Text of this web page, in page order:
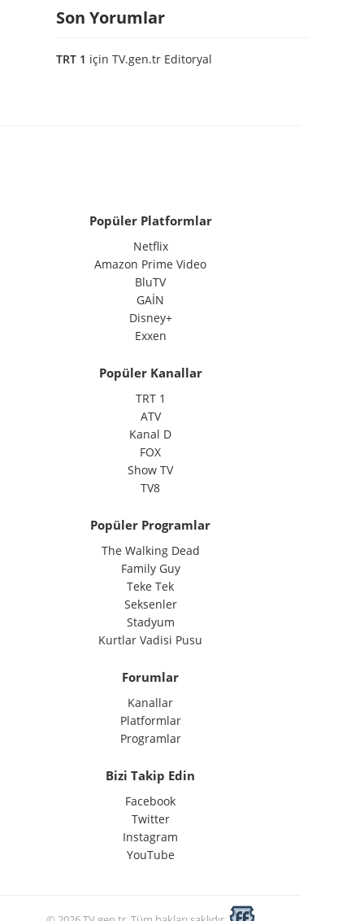
Son Yorumlar
TRT 1 için TV.gen.tr Editoryal
Popüler Platformlar
Netflix
Amazon Prime Video
BluTV
GAİN
Disney+
Exxen
Popüler Kanallar
TRT 1
ATV
Kanal D
FOX
Show TV
TV8
Popüler Programlar
The Walking Dead
Family Guy
Teke Tek
Seksenler
Stadyum
Kurtlar Vadisi Pusu
Forumlar
Kanallar
Platformlar
Programlar
Bizi Takip Edin
Facebook
Twitter
Instagram
YouTube